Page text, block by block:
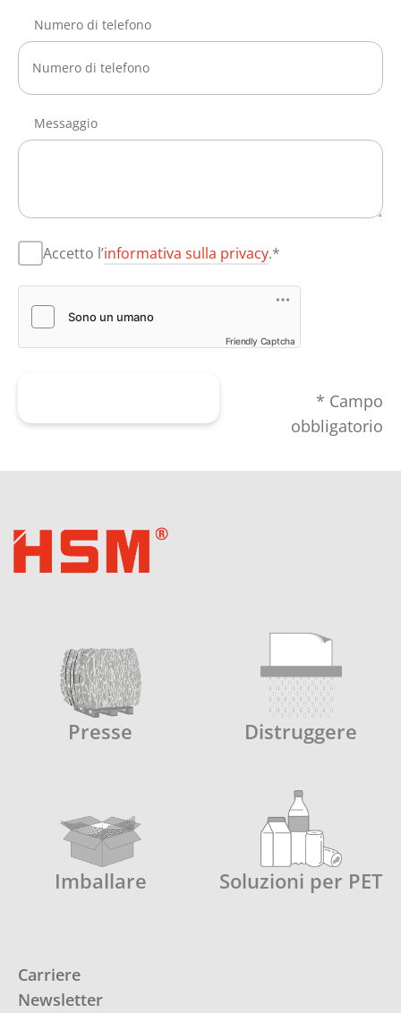
Numero di telefono
Messaggio
Accetto l’informativa sulla privacy.*
Friendly Captcha
* Campo
obbligatorio
Presse Distruggere
Imballare Soluzioni per PET
Carriere
Newsletter